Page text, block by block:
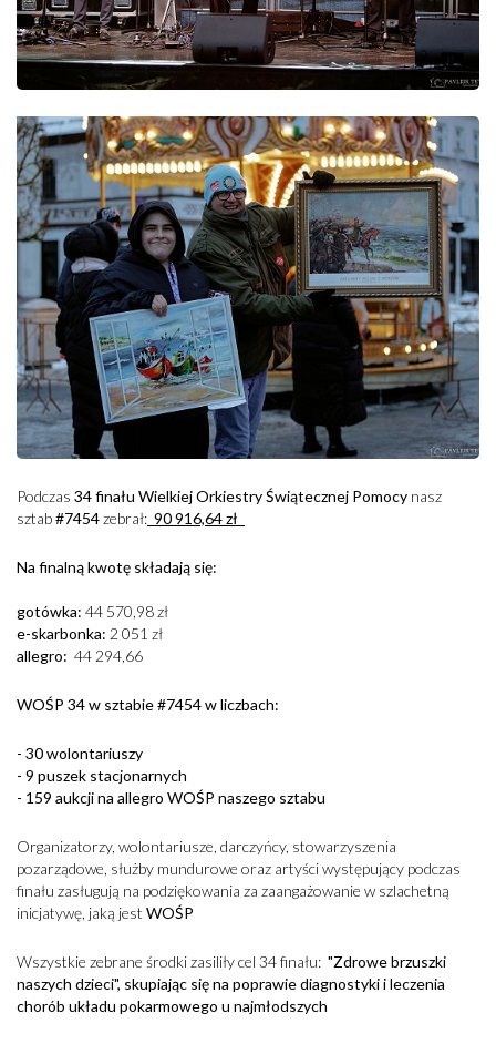
Podczas 34 finału Wielkiej Orkiestry Świątecznej Pomocy nasz
sztab#7454zebrał: 90 916,64 zł
Na finalną kwotę składają się:
gotówka: 44 570,98 zł
e-skarbonka: 2 051 zł
allegro: 44 294,66
WOŚP 34 w sztabie #7454 w liczbach:
- 30wolontariuszy
- 9 puszek stacjonarnych
- 159 aukcji na allegro WOŚP naszego sztabu
Organizatorzy, wolontariusze, darczyńcy, stowarzyszenia
pozarządowe, służby mundurowe oraz artyści występujący podczas
finału zasługują na podziękowania za zaangażowanie w szlachetną
inicjatywę, jaką jest WOŚP
Wszystkie zebrane środki zasiliły cel 34 finału: "Zdrowe brzuszki
naszych dzieci", skupiając się na poprawie diagnostyki i leczenia
chorób układu pokarmowego u najmłodszych